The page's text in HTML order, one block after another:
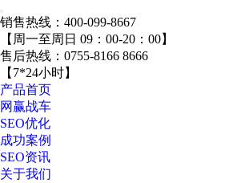
销售热线： 400-099-8667
【周一至周日 09：00-20：00】
售后热线： 0755-8166 8666
【7*24小时】
产品首页
网赢战车
SEO优化
成功案例
SEO资讯
关于我们